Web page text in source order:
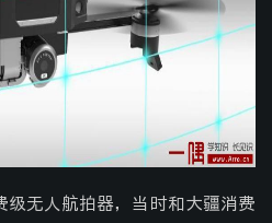
级无人航拍器，当时和大疆消费